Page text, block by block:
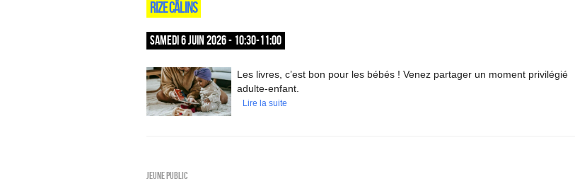
RIZE CÂLINS
SAMEDI 6 JUIN 2026 - 10:30-11:00
Les livres, c’est bon pour les bébés ! Venez partager un moment privilégié
adulte-enfant.
Lire la suite
Jeune public